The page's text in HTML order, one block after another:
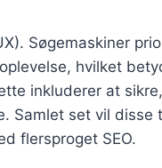
Søgemaskiner
hvilket
inkluderer at
Samlet set vil disse
flersproget SEO.